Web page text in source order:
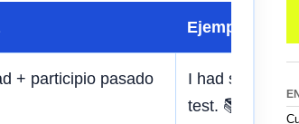
Ejemplo
+ participio pasado
I had studied
test. 📚